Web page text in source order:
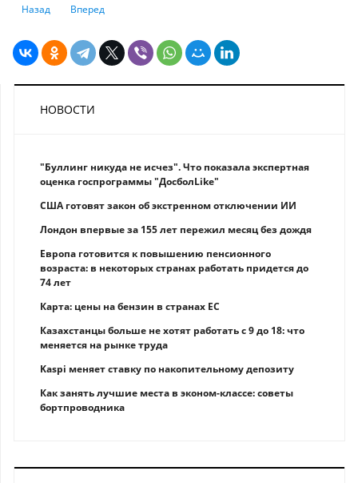
Предыдущий: Почему в Казахстане резко упали показатели
Назад Следующий: После криминализации побоев арестовывать
Вперед
НОВОСТИ
"Буллинг никуда не исчез". Что показала экспертная
оценка госпрограммы "ДосболLike"
США готовят закон об экстренном отключении ИИ
Лондон впервые за 155 лет пережил месяц без дождя
Европа готовится к повышению пенсионного
возраста: в некоторых странах работать придется до
74 лет
Карта: цены на бензин в странах ЕС
Казахстанцы больше не хотят работать с 9 до 18: что
меняется на рынке труда
Kaspi меняет ставку по накопительному депозиту
Как занять лучшие места в эконом-классе: советы
бортпроводника